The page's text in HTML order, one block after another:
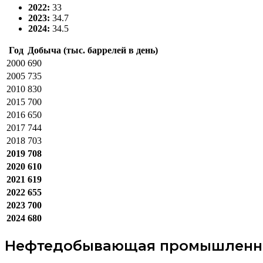
2022: 33
2023: 34.7
2024: 34.5
Год Добыча (тыс. баррелей в день)
2000 690
2005 735
2010 830
2015 700
2016 650
2017 744
2018 703
2019 708
2020 610
2021 619
2022 655
2023 700
2024 680
Нефтедобывающая